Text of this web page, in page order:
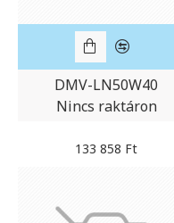
DMV-LN50W40
Nincs raktáron
133 858 Ft